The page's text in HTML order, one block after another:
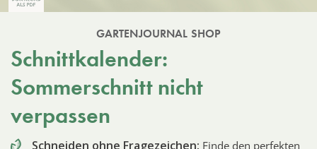
GARTENJOURNAL SHOP
Schnittkalender:
Sommerschnitt nicht
verpassen
Schneiden ohne Fragezeichen: Finde den perfekten